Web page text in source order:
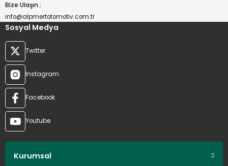
Bize Ulaşın :
info@alpmertotomotiv.com.tr
Sosyal Medya
Twitter
Instagram
Facebook
Youtube
Kurumsal